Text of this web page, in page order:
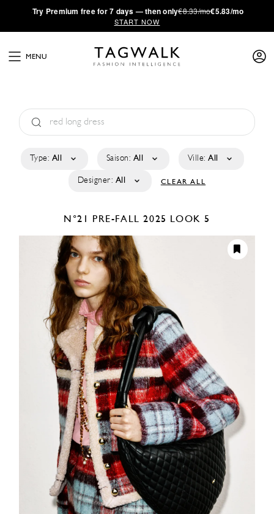
·Try Premium free for 7 days — then only€8.33/mo€5.83/mo
START NOW
MENU
Type: All Saison: All Ville: All
Designer: All CLEAR ALL
N°21 PRE-FALL 2025 LOOK 5